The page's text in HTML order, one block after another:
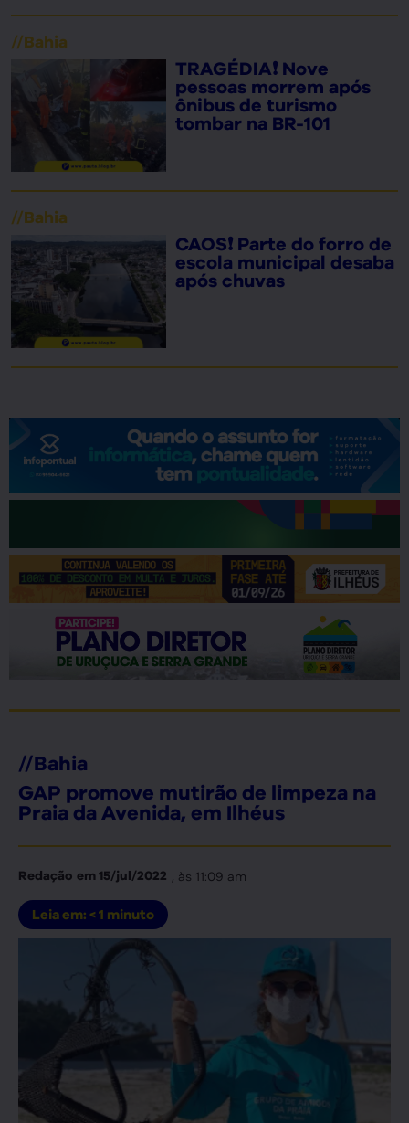
//Bahia
TRAGÉDIA❗ Nove
pessoas morrem após
ônibus de turismo
tombar na BR-101
//Bahia
CAOS❗ Parte do forro de
escola municipal desaba
após chuvas
//Bahia
GAP promove mutirão de limpeza na
Praia da Avenida, em Ilhéus
Redação em15/jul/2022 , às 11:09 am
Leia em: < 1 minuto